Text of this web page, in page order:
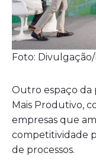
Foto: Divulgação/
Outro espaço da
Mais Produtivo,
empresas que
competitividade
de processos.